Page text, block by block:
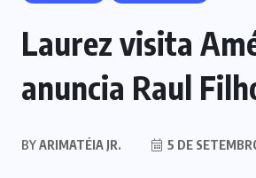
Laurez visita
anuncia Raul
BYARIMATÉIA JR. 5 DE